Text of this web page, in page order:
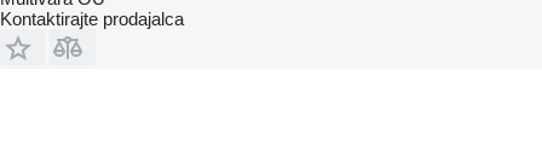
Kontaktirajte prodajalca